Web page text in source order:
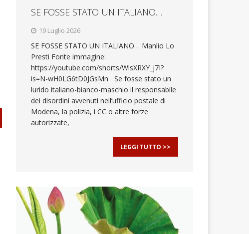
SE FOSSE STATO UN ITALIANO…
19 Luglio 2026
SE FOSSE STATO UN ITALIANO… Manlio Lo
Presti Fonte immagine:
https://youtube.com/shorts/WlsXRXY_j7I?
is=N-wH0LG6tD0JGsMn Se fosse stato un
lurido italiano-bianco-maschio il responsabile
dei disordini avvenuti nell’ufficio postale di
Modena, la polizia, i CC o altre forze
autorizzate,
LEGGI TUTTO >>